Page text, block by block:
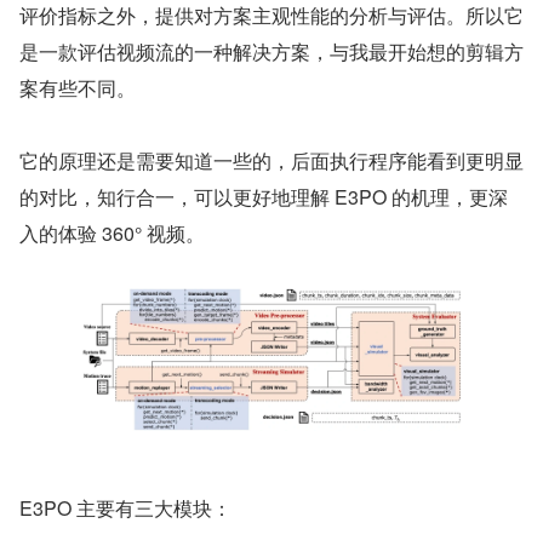
评价指标之外，提供对方案主观性能的分析与评估。所以它
是一款评估视频流的一种解决方案，与我最开始想的剪辑方
案有些不同。
它的原理还是需要知道一些的，后面执行程序能看到更明显
的对比，知行合一，可以更好地理解 E3PO 的机理，更深
入的体验 360° 视频。
E3PO 主要有三大模块：